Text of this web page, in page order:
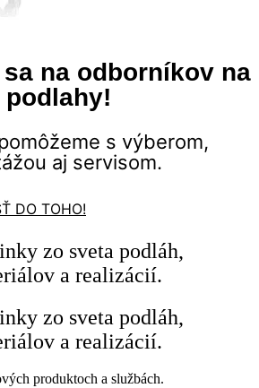
na odborníkov na
podlahy!
s výberom,
aj servisom.
DO TOHO!
zo sveta podláh,
a realizácií.
zo sveta podláh,
a realizácií.
produktoch a službách.